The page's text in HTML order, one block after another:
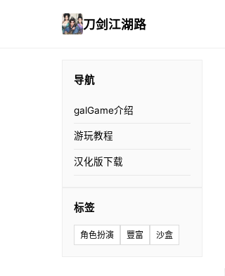
刀剑江湖路
导航
galGame介绍
游玩教程
汉化版下载
标签
角色扮演 豐富 沙盒